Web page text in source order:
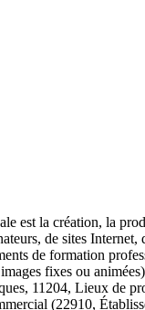
est la création, la
de sites
de formation
fixes ou
11204, Lieux de
(22910,